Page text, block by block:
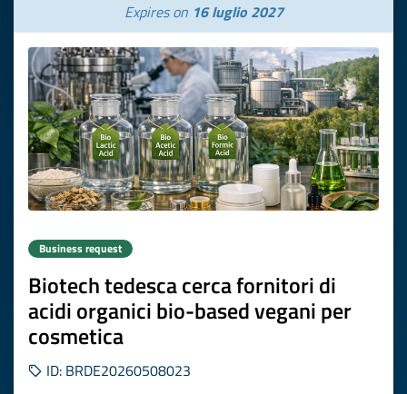
Expires on 16 luglio 2027
Business request
Biotech tedesca cerca fornitori di
acidi organici bio-based vegani per
cosmetica
ID: BRDE20260508023